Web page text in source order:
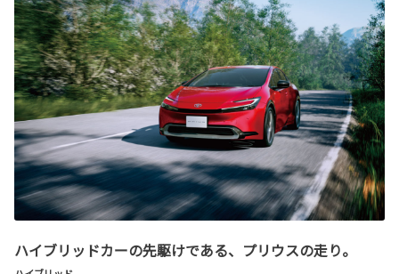
ハイブリッドカーの先駆けである、プリウスの走り。